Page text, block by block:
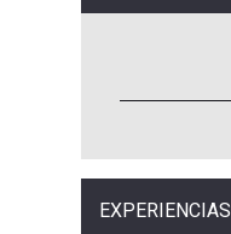
EXPERIENCIAS